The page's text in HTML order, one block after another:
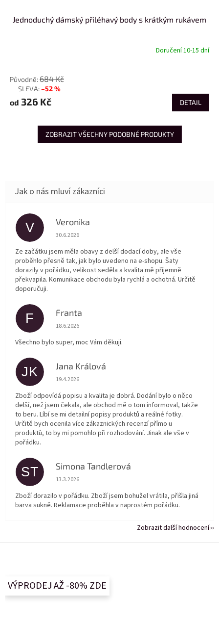
Jednoduchý dámský přiléhavý body s krátkým rukávem
Doručení 10-15 dní
684 Kč
–52 %
od 326 Kč DETAIL
ZOBRAZIT VŠECHNY PODOBNÉ PRODUKTY
V Veronika
Hodnocení obchodu je 5 z 5 hvězdiček.
30.6.2026
Ze začátku jsem měla obavy z delší dodací doby, ale vše
proběhlo přesně tak, jak bylo uvedeno na e-shopu. Šaty
dorazily v pořádku, velikost seděla a kvalita mě příjemně
překvapila. Komunikace obchodu byla rychlá a ochotná. Určitě
doporučuji.
F Franta
Hodnocení obchodu je 5 z 5 hvězdiček.
18.6.2026
Všechno bylo super, moc Vám děkuji.
JK Jana Králová
Hodnocení obchodu je 5 z 5 hvězdiček.
19.4.2026
Zboží odpovídá popisu a kvalita je dobrá. Dodání bylo o něco
delší, než jsem čekala, ale obchod mě o tom informoval, takže
to beru. Líbí se mi detailní popisy produktů a reálné fotky.
Určitě bych ocenila více zákaznických recenzí přímo u
produktů, to by mi pomohlo při rozhodování. Jinak ale vše v
pořádku.
ST Simona Tandlerová
Hodnocení obchodu je 5 z 5 hvězdiček.
13.3.2026
Zboží dorazilo v pořádku. Zboží jsem bohužel vrátila, přišla jiná
barva sukně. Reklamace proběhla v naprostém pořádku.
Zobrazit další hodnocení
VÝPRODEJ AŽ -80% ZDE